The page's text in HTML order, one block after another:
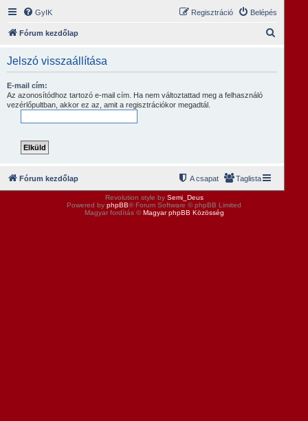
GyIK Belépés
Regisztráció
Fórum kezdőlap
Jelszó visszaállítása
E-mail cím:
Az azonosítódhoz tartozó e-mail cím. Ha nem változtattad meg a felhasználó
vezérlőpultban, akkor ez az, amit a regisztrációkor megadtál.
Fórum kezdőlap Taglista
A csapat
Revolution style by Semi_Deus
Powered by phpBB® Forum Software © phpBB Limited
Magyar fordítás ©Magyar phpBB Közösség